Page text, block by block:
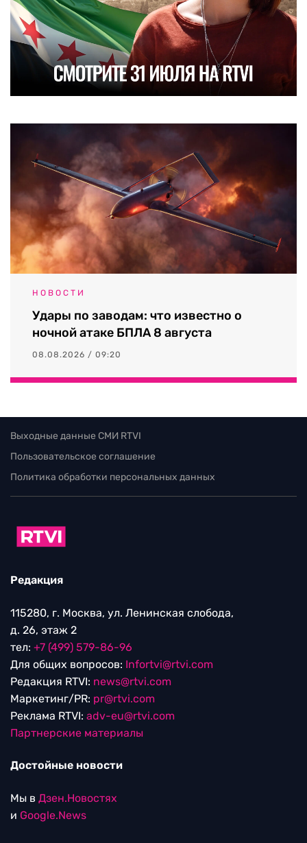
НОВОСТИ
Удары по заводам: что известно о
ночной атаке БПЛА 8 августа
08.08.2026 / 09:20
Выходные данные СМИ RTVI
Пользовательское соглашение
Политика обработки персональных данных
Редакция
115280, г. Москва, ул. Ленинская слобода,
д. 26, этаж 2
тел: +7 (499) 579-86-96
Для общих вопросов: Infortvi@rtvi.com
Редакция RTVI: news@rtvi.com
Маркетинг/PR: pr@rtvi.com
Реклама RTVI: adv-eu@rtvi.com
Партнерские материалы
Достойные новости
Мы в Дзен.Новостях
и Google.News